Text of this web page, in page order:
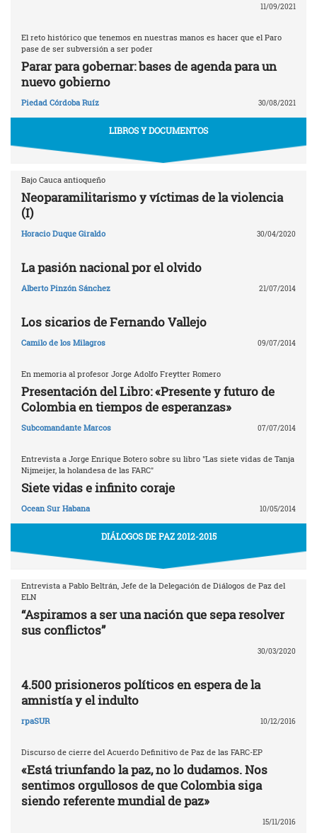
11/09/2021
El reto histórico que tenemos en nuestras manos es hacer que el Paro
pase de ser subversión a ser poder
Parar para gobernar: bases de agenda para un
nuevo gobierno
Piedad Córdoba Ruíz 30/08/2021
LIBROS Y DOCUMENTOS
Bajo Cauca antioqueño
Neoparamilitarismo y víctimas de la violencia
(I)
Horacio Duque Giraldo 30/04/2020
La pasión nacional por el olvido
Alberto Pinzón Sánchez 21/07/2014
Los sicarios de Fernando Vallejo
Camilo de los Milagros 09/07/2014
En memoria al profesor Jorge Adolfo Freytter Romero
Presentación del Libro: «Presente y futuro de
Colombia en tiempos de esperanzas»
Subcomandante Marcos 07/07/2014
Entrevista a Jorge Enrique Botero sobre su libro "Las siete vidas de Tanja
Nijmeijer, la holandesa de las FARC"
Siete vidas e infinito coraje
Ocean Sur Habana 10/05/2014
DIÁLOGOS DE PAZ 2012-2015
Entrevista a Pablo Beltrán, Jefe de la Delegación de Diálogos de Paz del
ELN
“Aspiramos a ser una nación que sepa resolver
sus conflictos”
30/03/2020
4.500 prisioneros políticos en espera de la
amnistía y el indulto
rpaSUR 10/12/2016
Discurso de cierre del Acuerdo Definitivo de Paz de las FARC-EP
«Está triunfando la paz, no lo dudamos. Nos
sentimos orgullosos de que Colombia siga
siendo referente mundial de paz»
15/11/2016